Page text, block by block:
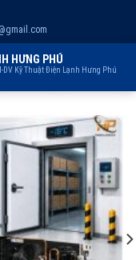
HƯNG PHÚ
DV Kỹ Thuật Điện Lạnh Hưng Phú